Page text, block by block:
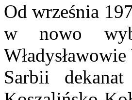
Od września
w nowo
Sarbii